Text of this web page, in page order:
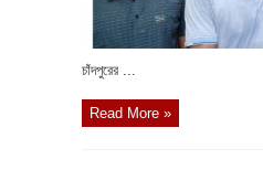
চাঁদপুরের ...
Read More »